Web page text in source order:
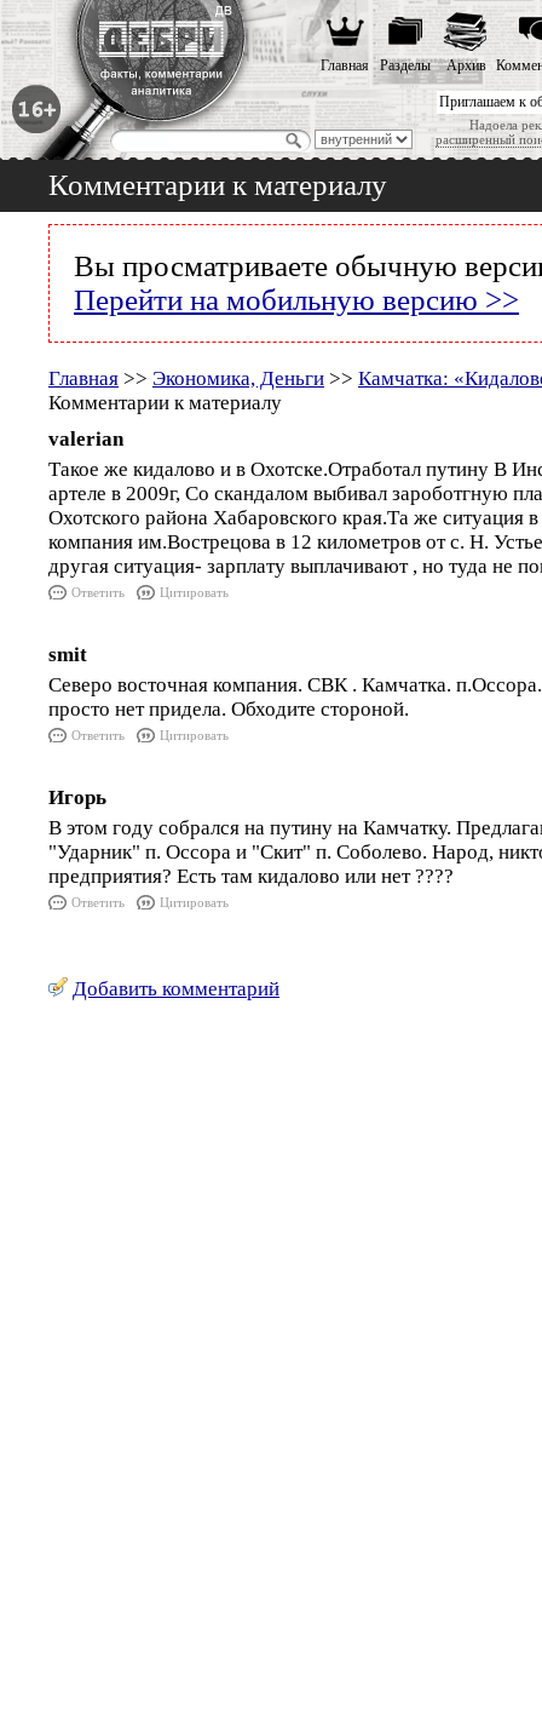
Приглашаем к
Надоела
расширенный
Главная Разделы Архив
Комментарии к материалу
Вы просматриваете обычную
Перейти на мобильную версию >>
Главная >> Экономика, Деньги >> Камчатка:
Комментарии к материалу
valerian
Такое же кидалово и в Охотске.Отработал путину В
артеле в 2009г, Со скандалом выбивал зароботгную
Охотского района Хабаровского края.Та же ситуация
компания им.Вострецова в 12 километров от с. Н.
другая ситуация- зарплату выплачивают , но туда не
Ответить Цитировать
smit
Северо восточная компания. СВК . Камчатка.
просто нет придела. Обходите стороной.
Ответить Цитировать
Игорь
В этом году собрался на путину на Камчатку.
"Ударник" п. Оссора и "Скит" п. Соболево. Народ,
предприятия? Есть там кидалово или нет ????
Ответить Цитировать
Добавить комментарий